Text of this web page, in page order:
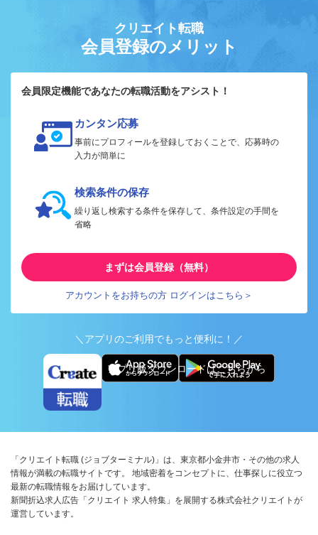
クリエイト転職
会員登録のメリット
会員限定機能であなたの転職活動をアシスト！
カンタン応募
事前にプロフィールを登録しておくことで、応募時の
入力が簡単に
検索条件の保存
繰り返し検索する条件を保存して、条件設定の手間を
省略
まずは会員登録（無料）
アカウントをお持ちの方 ログインはこちら＞
＼アプリのご利用でもっと便利に！／
アプリ版ダウンロードはこちらから
「クリエイト転職 (ジョブターミナル)」は、東京都小金井市・その他の求人
情報が満載の転職サイトです。 地域密着をコンセプトに、仕事探しに役立つ
最新の転職情報をお届けしています。
新聞折込求人広告「クリエイト 求人特集」を展開する株式会社クリエイトが
運営しています。